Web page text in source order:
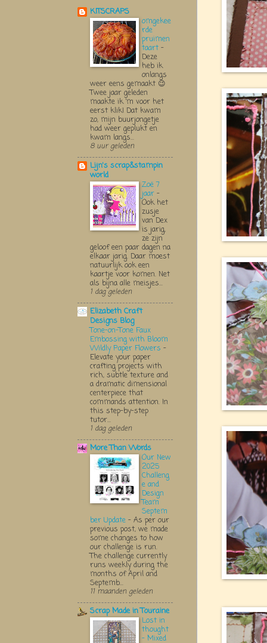
KITSCRAPS
omgekee
rde
pruimen
taart -
Deze
heb ik
onlangs
weer eens gemaakt 😉
Twee jaar geleden
maakte ik ‘m voor het
eerst klik! Dat kwam
zo, mijn buurjongetje
had weer geplukt en
kwam langs...
8 uur geleden
Lijn's scrap&stampin
world
Zoë 7
jaar -
Ook het
zusje
van Dex
is jarig,
ze zijn
geloof een paar dagen na
elkaar jarig. Daar moest
natuurlijk ook een
kaartje voor komen. Net
als bijna alle meisjes...
1 dag geleden
Elizabeth Craft
Designs Blog
Tone-on-Tone Faux
Embossing with Bloom
Wildly Paper Flowers -
Elevate your paper
crafting projects with
rich, subtle texture and
a dramatic dimensional
centerpiece that
commands attention. In
this step-by-step
tutor...
1 dag geleden
More Than Words
Our New
2025
Challeng
e and
Design
Team
Septem
ber Update - As per our
previous post, we made
some changes to how
our challenge is run.
The challenge currently
runs weekly during the
months of April and
Septemb...
11 maanden geleden
Scrap Made in Touraine
Lost in
thought
- Mixed